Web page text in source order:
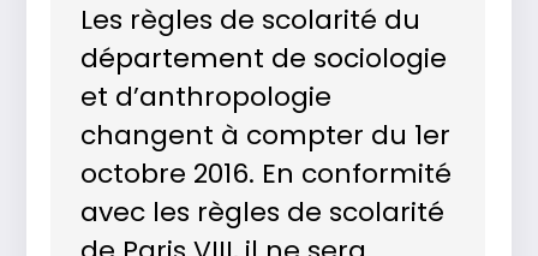
Les règles de scolarité du
département de sociologie
et d’anthropologie
changent à compter du 1er
octobre 2016. En conformité
avec les règles de scolarité